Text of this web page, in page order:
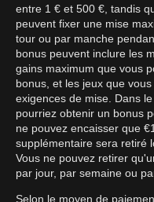
entre 1 € et 500 €, tandis
peuvent fixer une mise
tour ou par manche
bonus peuvent inclure les
gains maximum que vous
bonus, et les jeux que
exigences de mise. Dans
pourriez obtenir un bonus
ne pouvez encaisser que
supplémentaire sera retiré
Vous ne pouvez retirer
par jour, par semaine ou
Selon le moyen de